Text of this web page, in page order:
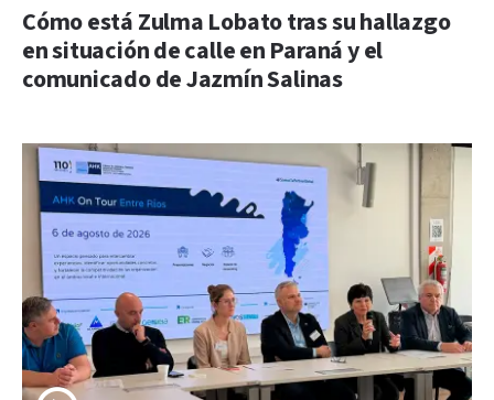
Cómo está Zulma Lobato tras su hallazgo
en situación de calle en Paraná y el
comunicado de Jazmín Salinas